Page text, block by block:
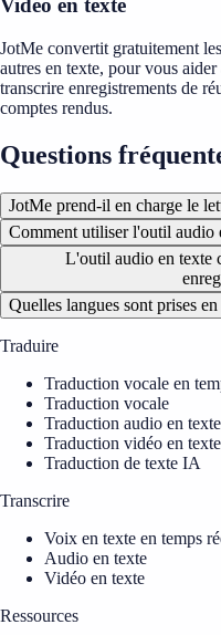
Vidéo en texte
JotMe convertit gratuitement
autres en texte, pour vous
transcrire enregistrements de
comptes rendus.
Questions
JotMe prend-il en charge le
Comment utiliser l'outil audio
L'outil audio en texte
Quelles langues sont prises
Traduire
Traduction vocale en
Traduction vocale
Traduction audio en texte
Traduction vidéo en texte
Traduction de texte IA
Transcrire
Voix en texte en temps
Audio en texte
Vidéo en texte
Ressources